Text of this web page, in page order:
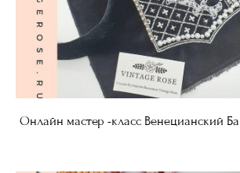
Онлайн мастер -класс Венецианский